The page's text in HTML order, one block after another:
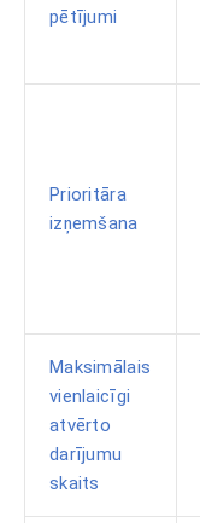
pētījumi
Prioritāra
izņemšana
Maksimālais
vienlaicīgi
atvērto
darījumu
skaits